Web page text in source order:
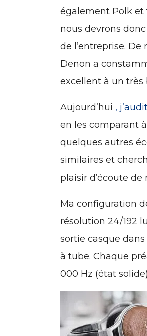
également Polk et
nous devrons
de l’entreprise.
Denon a
excellent à un
Aujourd’hui ,
en les comparant
quelques autres
similaires et
plaisir d’écoute
Ma configuration
résolution 24/192
sortie casque dans
à tube. Chaque
000 Hz (état